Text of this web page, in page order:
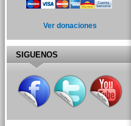
Ver donaciones
SIGUENOS